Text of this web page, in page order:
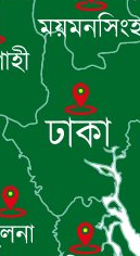
৮।
খোঁজখবর
হোসেন
৯। মেঘনায়
মাসিক সভা
১০। জাতীয়
মোশাররফ